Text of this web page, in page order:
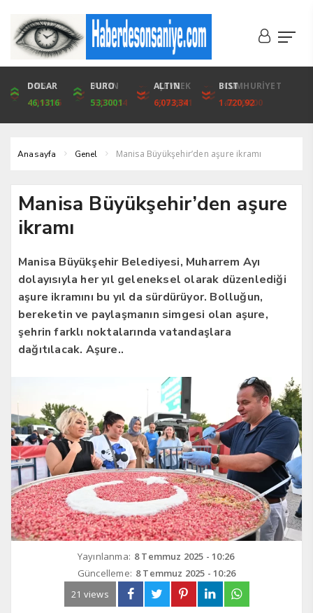
DOLAR
46,1316
EURO
53,3001
ALTIN
6,073,34
BIST
1.720,92
ONS
4,094,16
ALTIN
6,073,34
ÇEYREK
9,929,91
CUMHURİYET
42,104,00
Anasayfa Genel Manisa Büyükşehir’den aşure ikramı
Manisa Büyükşehir’den aşure
ikramı
Manisa Büyükşehir Belediyesi, Muharrem Ayı
dolayısıyla her yıl geleneksel olarak düzenlediği
aşure ikramını bu yıl da sürdürüyor. Bolluğun,
bereketin ve paylaşmanın simgesi olan aşure,
şehrin farklı noktalarında vatandaşlara
dağıtılacak. Aşure..
Yayınlanma: 8 Temmuz 2025 - 10:26
Güncelleme: 8 Temmuz 2025 - 10:26
21 views